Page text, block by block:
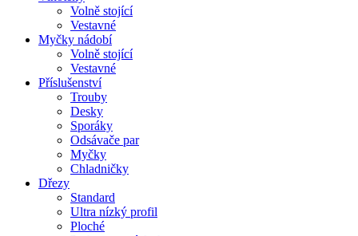
Volně stojící
Vestavné
Myčky nádobí
Volně stojící
Vestavné
Příslušenství
Trouby
Desky
Sporáky
Odsávače par
Myčky
Chladničky
Dřezy
Standard
Ultra nízký profil
Ploché